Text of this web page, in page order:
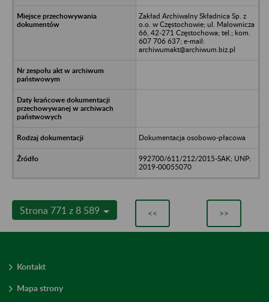
Zakład Archiwalny Składnica Sp. z
o.o. w Częstochowie; ul. Malownicza
66, 42-271 Częstochowa; tel.; kom.
607 706 637; e-mail:
archiwumakt@archiwum.biz.pl
Dokumentacja osobowo-płacowa
992700/611/212/2015-SAK; UNP:
2019-00055070
Strona 771 z 8 589 << >>
Kontakt
Mapa strony